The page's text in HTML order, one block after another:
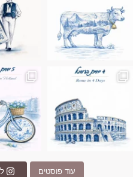
Instagram post
17994326828955248
עוד פוסטים